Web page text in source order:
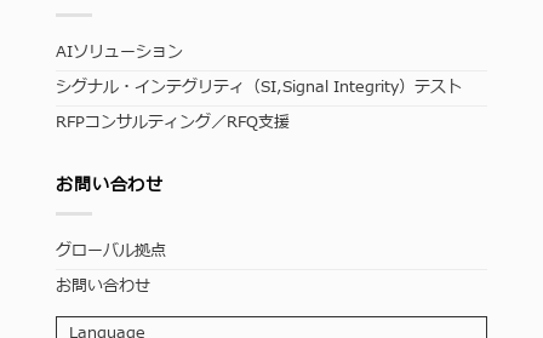
AIソリューション
シグナル・インテグリティ（SI,Signal Integrity）テスト
RFPコンサルティング／RFQ支援
お問い合わせ
グローバル拠点
お問い合わせ